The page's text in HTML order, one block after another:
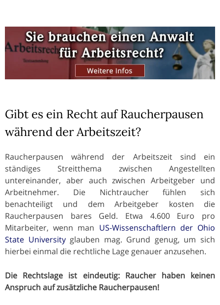
Gibt es ein Recht auf Raucherpausen
während der Arbeitszeit?
Raucherpausen während der Arbeitszeit sind ein
ständiges Streitthema zwischen Angestellten
untereinander, aber auch zwischen Arbeitgeber und
Arbeitnehmer. Die Nichtraucher fühlen sich
benachteiligt und dem Arbeitgeber kosten die
Raucherpausen bares Geld. Etwa 4.600 Euro pro
Mitarbeiter, wenn man US-Wissenschaftlern der Ohio
State Universityglauben mag. Grund genug, um sich
hierbei einmal die rechtliche Lage genauer anzusehen.
Die Rechtslage ist eindeutig: Raucher haben keinen
Anspruch auf zusätzliche Raucherpausen!